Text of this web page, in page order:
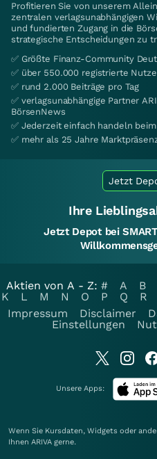
Profitieren Sie von unserem
zentralen verlagsunabhängigen
und fundierten Zugang in die
strategische Entscheidungen zu
✅ Größte Finanz-Community
✅ über 550.000 registrierte
✅ rund 2.000 Beiträge pro Tag
✅ verlagsunabhängige Partner
BörsenNews
✅ Jederzeit einfach handeln beim
✅ mehr als 25 Jahre
Jetzt
Ihre
Jetzt Depot bei
Aktien von A - Z: # A B
K
L M N O P Q R
Impressum
Disclaimer
Einstellungen
Unsere Apps:
Wenn Sie Kursdaten, Widgets oder
Ihnen ARIVA gerne.